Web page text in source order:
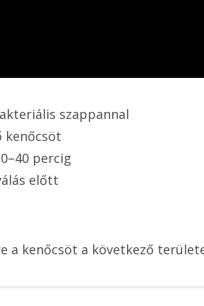
szappannal
kenőcsöt
percig
előtt
a kenőcsöt a következő